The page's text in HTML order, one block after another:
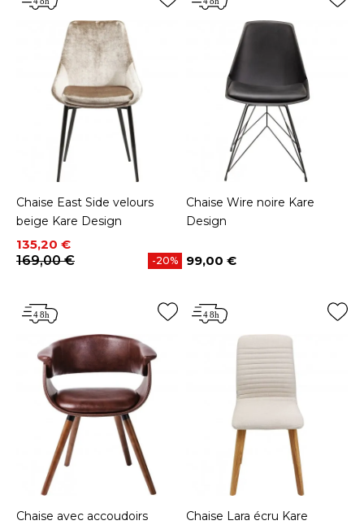
Chaise East Side velours
beige Kare Design
Prix
135,20 €
Prix de base
169,00 €
-20%
Chaise Wire noire Kare
Design
Prix
99,00 €
Chaise avec accoudoirs
Chaise Lara écru Kare